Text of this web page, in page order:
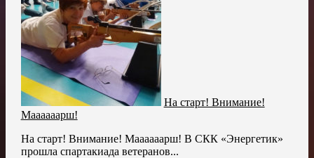
На старт! Внимание!
Маааааарш!
На старт! Внимание! Маааааарш! В СКК «Энергетик»
прошла спартакиада ветеранов...